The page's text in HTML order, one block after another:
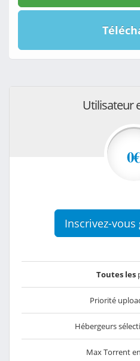
Utilisateur
Inscrivez-
Toutes les
Priorité
Hébergeurs
Max Torrent